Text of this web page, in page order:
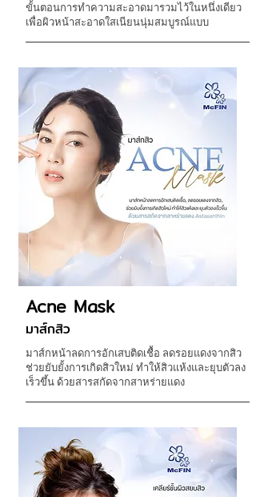
ขั้นตอนการทำความสะอาดมารวมไว้ในหนึ่งเดียว
เพื่อผิวหน้าสะอาดใสเนียนนุ่มสมบูรณ์แบบ
Acne Mask
มาส์กสิว
มาส์กหน้าลดการอักเสบติดเชื้อ ลดรอยแดงจากสิว
ช่วยยับยั้งการเกิดสิวใหม่ ทำให้สิวแห้งและยุบตัวลง
เร็วขึ้น ด้วยสารสกัดจากสาหร่ายแดง